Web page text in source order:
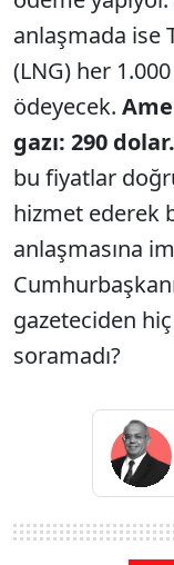
anlaşmada ise
(LNG) her
ödeyecek.
gazı: 290 dolar.
bu fiyatlar
hizmet ederek
anlaşmasına
gazeteciden
soramadı?